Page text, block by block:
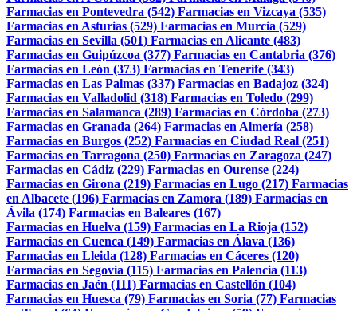
Farmacias en Pontevedra (542) Farmacias en Vizcaya (535)
Farmacias en Asturias (529) Farmacias en Murcia (529)
Farmacias en Sevilla (501) Farmacias en Alicante (483)
Farmacias en Guipúzcoa (377) Farmacias en Cantabria (376)
Farmacias en León (373) Farmacias en Tenerife (343)
Farmacias en Las Palmas (337) Farmacias en Badajoz (324)
Farmacias en Valladolid (318) Farmacias en Toledo (299)
Farmacias en Salamanca (289) Farmacias en Córdoba (273)
Farmacias en Granada (264) Farmacias en Almería (258)
Farmacias en Burgos (252) Farmacias en Ciudad Real (251)
Farmacias en Tarragona (250) Farmacias en Zaragoza (247)
Farmacias en Cádiz (229) Farmacias en Ourense (224)
Farmacias en Girona (219) Farmacias en Lugo (217) Farmacias
en Albacete (196) Farmacias en Zamora (189) Farmacias en
Ávila (174) Farmacias en Baleares (167)
Farmacias en Huelva (159) Farmacias en La Rioja (152)
Farmacias en Cuenca (149) Farmacias en Álava (136)
Farmacias en Lleida (128) Farmacias en Cáceres (120)
Farmacias en Segovia (115) Farmacias en Palencia (113)
Farmacias en Jaén (111) Farmacias en Castellón (104)
Farmacias en Huesca (79) Farmacias en Soria (77) Farmacias